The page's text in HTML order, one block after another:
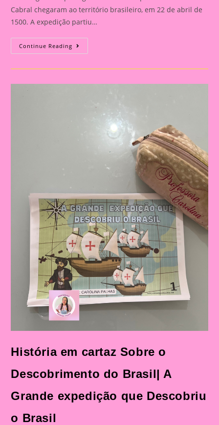
Cabral chegaram ao território brasileiro, em 22 de abril de
1500. A expedição partiu…
Continue Reading Atividade
Descobrimento
História em cartaz Sobre o
Descobrimento do Brasil| A
Grande expedição que Descobriu
o Brasil